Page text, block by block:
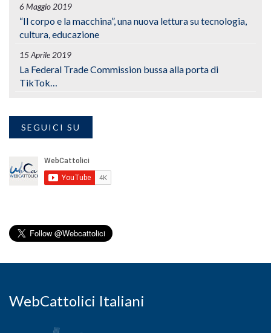
6 Maggio 2019
“Il corpo e la macchina”, una nuova lettura su tecnologia,
cultura, educazione
15 Aprile 2019
La Federal Trade Commission bussa alla porta di
TikTok…
SEGUICI SU
WebCattolici Italiani